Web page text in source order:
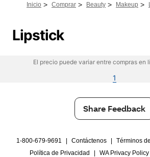
Inicio > Comprar > Beauty > Makeup >
Lipstick
El precio puede variar entre compras en
1
Share Feedback
1-800-679-9691 Contáctenos Términos
Política de Privacidad
WA Privacy Policy